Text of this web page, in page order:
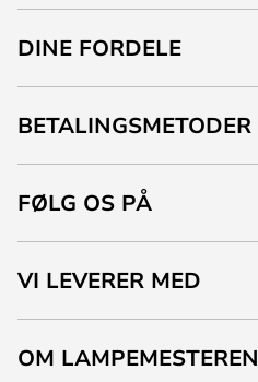
DINE FORDELE
BETALINGSMETODER
FØLG OS PÅ
VI LEVERER MED
OM LAMPEMESTEREN